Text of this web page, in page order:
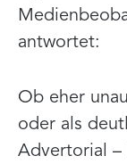
antwortet:
Ob eher
oder als
Advertorial –